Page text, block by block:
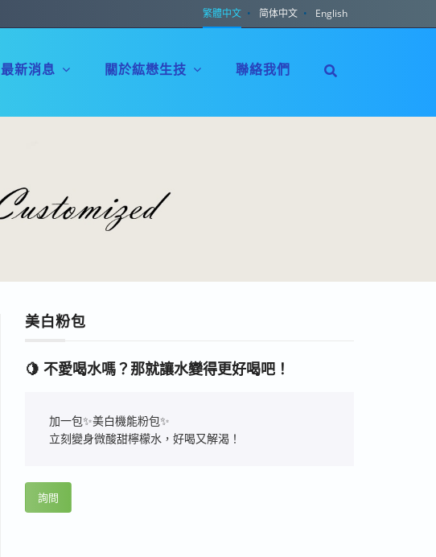
繁體中文 简体中文 English
最新消息 關於紘懋生技 聯絡我們
美白粉包
🍋 不愛喝水嗎？那就讓水變得更好喝吧！
加一包✨美白機能粉包✨
立刻變身微酸甜檸檬水，好喝又解渴！
詢問